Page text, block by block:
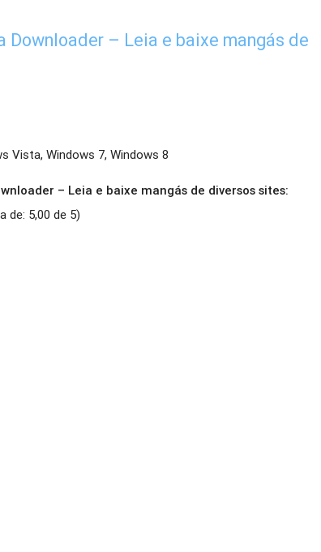
Downloader – Leia e baixe mangás de
Vista, Windows 7, Windows 8
– Leia e baixe mangás de diversos sites:
de: 5,00 de 5)